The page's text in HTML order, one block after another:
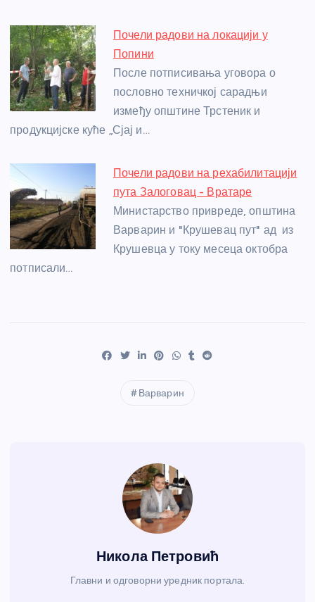
Почели радови на локацији у
Попини
После потписивања уговора о
пословно техничкој сарадњи
између општине Трстеник и
продукцијске куће „Сјај и…
Почели радови на рехабилитацији
пута Залоговац - Вратаре
Министарство привреде, општина
Варварин и "Крушевац пут" ад из
Крушевца у току месеца октобра
потписали…
Варварин
Никола Петровић
Главни и одговорни уредник портала.